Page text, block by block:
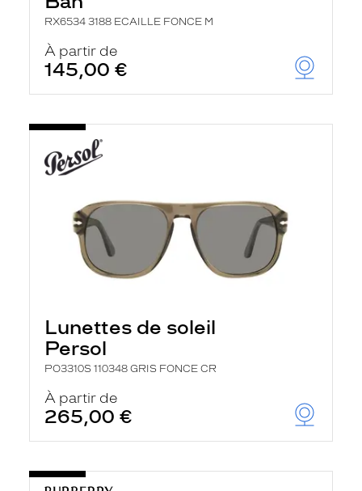
RX6534 3188 ECAILLE FONCE M
À partir de
145,00 €
Lunettes de soleil
Persol
PO3310S 110348 GRIS FONCE CR
À partir de
265,00 €